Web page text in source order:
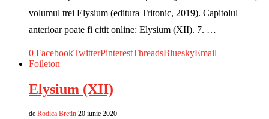
volumul trei Elysium (editura Tritonic, 2019). Capitolul
anterioar poate fi citit online: Elysium (XII). 7. …
0 FacebookTwitterPinterestThreadsBlueskyEmail
Foileton
Elysium (XII)
de Rodica Bretin 20 iunie 2020